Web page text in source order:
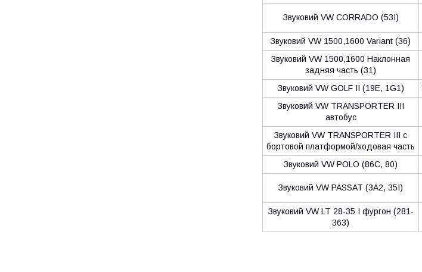
Звуковий VW CORRADO (53I)
Звуковий VW 1500,1600 Variant (36)
Звуковий VW 1500,1600 Наклонная
задняя часть (31)
Звуковий VW GOLF II (19E, 1G1)
Звуковий VW TRANSPORTER III
автобус
Звуковий VW TRANSPORTER III c
бортовой платформой/ходовая часть
Звуковий VW POLO (86C, 80)
Звуковий VW PASSAT (3A2, 35I)
Звуковий VW LT 28-35 I фургон (281-
363)